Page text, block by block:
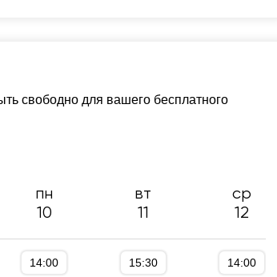
свободно для вашего бесплатного
пн
10
вт
11
ср
12
14:00 15:30 14:00